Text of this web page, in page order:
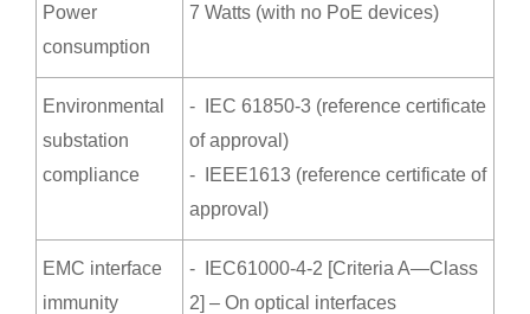
Power
consumption
7 Watts (with no PoE devices)
Environmental
substation
compliance
- IEC 61850-3 (reference certificate
of approval)
- IEEE1613 (reference certificate of
approval)
EMC interface
immunity
- IEC61000-4-2 [Criteria A—Class
2] – On optical interfaces